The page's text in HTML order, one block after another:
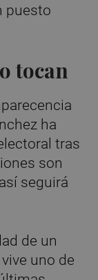
puesto
tocan
ha
tras
son
seguirá
de un
uno de